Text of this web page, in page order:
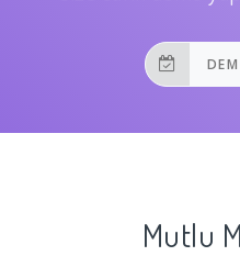
Mutlu